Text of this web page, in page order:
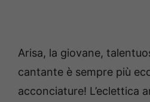
Arisa, la giovane,
cantante è sempre più
acconciature! L’eclettica